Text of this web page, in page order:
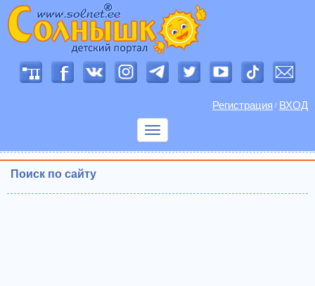
Регистрация / ВХОД
Показать
Поиск по сайту